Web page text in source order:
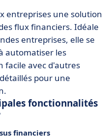
entreprises une solution
flux financiers. Idéale
entreprises, elle se
automatiser les
facile avec d'autres
pour une
fonctionnalités
financiers